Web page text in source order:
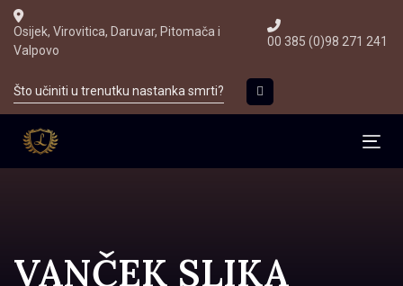
Skip
links
Skip
primary
navigation
Skip
content
Osijek, Virovitica, Daruvar, Pitomača i
Valpovo
00 385 (0)98 271 241
Što učiniti u trenutku nastanka smrti?
VANČEK SLIKA